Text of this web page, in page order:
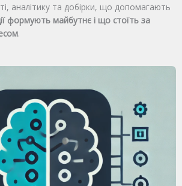
аналітику та добірки, що допомагають
формують майбутнє і що стоїть за
.